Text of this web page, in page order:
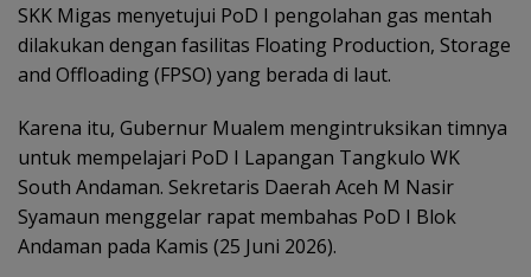
SKK Migas menyetujui PoD I pengolahan gas mentah
dilakukan dengan fasilitas Floating Production, Storage
and Offloading (FPSO) yang berada di laut.
Karena itu, Gubernur Mualem mengintruksikan timnya
untuk mempelajari PoD I Lapangan Tangkulo WK
South Andaman. Sekretaris Daerah Aceh M Nasir
Syamaun menggelar rapat membahas PoD I Blok
Andaman pada Kamis (25 Juni 2026).